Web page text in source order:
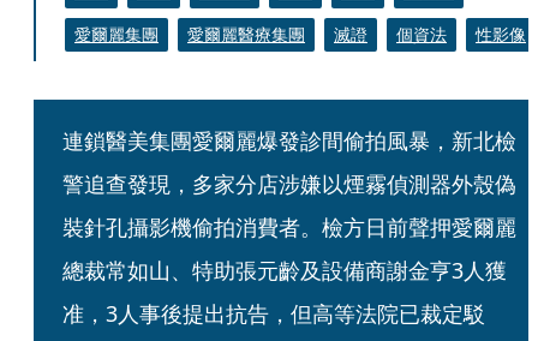
愛爾麗集團
愛爾麗醫療集團 滅證 個資法 性影像
連鎖醫美集團愛爾麗爆發診間偷拍風暴，新北檢
警追查發現，多家分店涉嫌以煙霧偵測器外殼偽
裝針孔攝影機偷拍消費者。檢方日前聲押愛爾麗
總裁常如山、特助張元齡及設備商謝金亨3人獲
准，3人事後提出抗告，但高等法院已裁定駁